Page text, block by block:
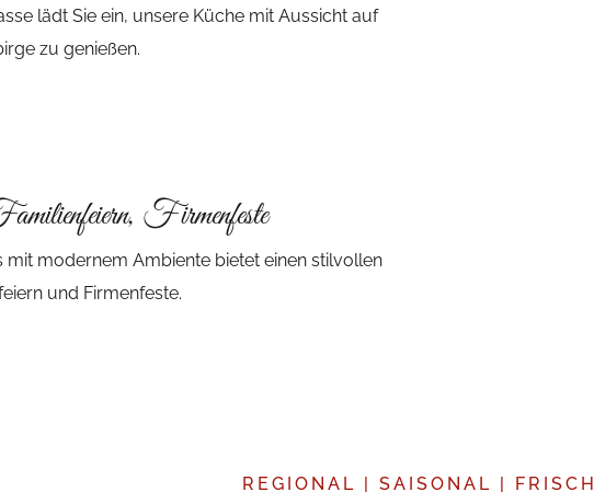
lädt Sie ein, unsere Küche mit Aussicht auf
zu genießen.
Firmenfeste
mit modernem Ambiente bietet einen stilvollen
und Firmenfeste.
REGIONAL | SAISONAL | FRISCH